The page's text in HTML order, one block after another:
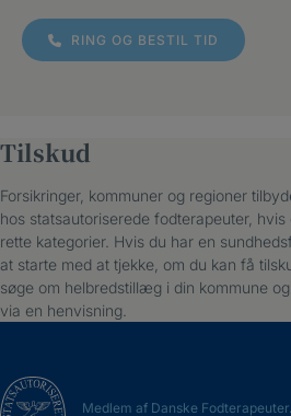
RING OG BESTIL TID
Tilskud
Forsikringer, kommuner og regioner
hos statsautoriserede fodterapeuter,
rette kategorier. Hvis du har en
at starte med at tjekke, om du kan få
søge om helbredstillæg i din kommune
via en henvisning.
Medlem af Danske Fodterapeuter.